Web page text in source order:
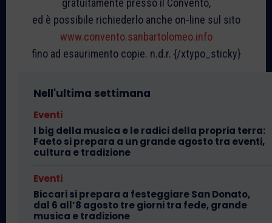
gratuitamente presso il Convento,
ed è possibile richiederlo anche on-line sul sito
www.convento.sanbartolomeo.info
fino ad esaurimento copie. n.d.r. {/xtypo_sticky}
Nell'ultima settimana
Eventi
I big della musica e le radici della propria terra:
Faeto si prepara a un grande agosto tra eventi,
cultura e tradizione
Eventi
Biccari si prepara a festeggiare San Donato,
dal 6 all’8 agosto tre giorni tra fede, grande
musica e tradizione